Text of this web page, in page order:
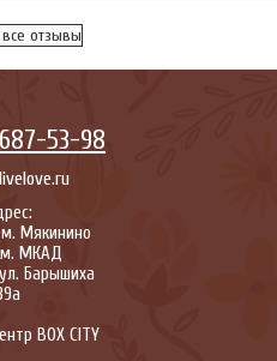
отзывы
53-98
м. Мякинино
МКАД
ул. Барышиха
BOX CITY